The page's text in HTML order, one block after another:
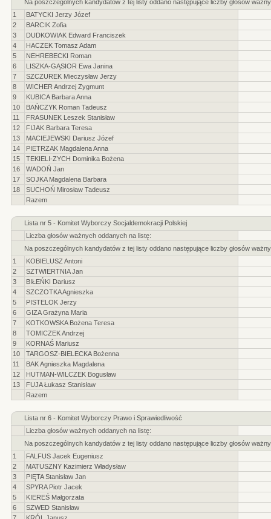
Na poszczególnych kandydatów z tej listy oddano następujące liczby głosów
1
BATYCKI Jerzy Józef
2
BARCIK Zofia
3
DUDKOWIAK Edward Franciszek
4
HACZEK Tomasz Adam
5
NEHREBECKI Roman
6
LISZKA-GĄSIOR Ewa Janina
7
SZCZUREK Mieczysław Jerzy
8
WICHER Andrzej Zygmunt
9
KUBICA Barbara Anna
10
BAŃCZYK Roman Tadeusz
11
FRASUNEK Leszek Stanisław
12
FIJAK Barbara Teresa
13
MACIEJEWSKI Dariusz Józef
14
PIETRZAK Magdalena Anna
15
TEKIELI-ZYCH Dominika Bożena
16
WADOŃ Jan
17
SOJKA Magdalena Barbara
18
SUCHOŃ Mirosław Tadeusz
Razem
Lista nr 5 - Komitet Wyborczy Socjaldemokracji Polskiej
Liczba głosów ważnych oddanych na listę:
Na poszczególnych kandydatów z tej listy oddano następujące liczby głosów
1
KOBIELUSZ Antoni
2
SZTWIERTNIA Jan
3
BIŁEŃKI Dariusz
4
SZCZOTKA Agnieszka
5
PISTELOK Jerzy
6
GIZA Grażyna Maria
7
KOTKOWSKA Bożena Teresa
8
TOMICZEK Andrzej
9
KORNAŚ Mariusz
10
TARGOSZ-BIELECKA Bożenna
11
BAK Agnieszka Magdalena
12
HUTMAN-WILCZEK Bogusław
13
FUJA Łukasz Stanisław
Razem
Lista nr 6 - Komitet Wyborczy Prawo i Sprawiedliwość
Liczba głosów ważnych oddanych na listę:
Na poszczególnych kandydatów z tej listy oddano następujące liczby głosów
1
FALFUS Jacek Eugeniusz
2
MATUSZNY Kazimierz Władysław
3
PIĘTA Stanisław Jan
4
SPYRA Piotr Jacek
5
KIEREŚ Małgorzata
6
SZWED Stanisław